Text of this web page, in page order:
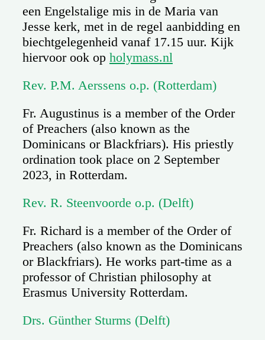
een Engelstalige mis in de Maria van
Jesse kerk, met in de regel aanbidding en
biechtgelegenheid vanaf 17.15 uur. Kijk
hiervoor ook op holymass.nl
Rev. P.M. Aerssens o.p. (Rotterdam)
Fr. Augustinus is a member of the Order
of Preachers (also known as the
Dominicans or Blackfriars). His priestly
ordination took place on 2 September
2023, in Rotterdam.
Rev. R. Steenvoorde o.p. (Delft)
Fr. Richard is a member of the Order of
Preachers (also known as the Dominicans
or Blackfriars). He works part-time as a
professor of Christian philosophy at
Erasmus University Rotterdam.
Drs. Günther Sturms (Delft)